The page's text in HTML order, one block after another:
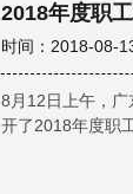
2018年度职
时间：2018-08-
8月12日上午，
开了2018年度职